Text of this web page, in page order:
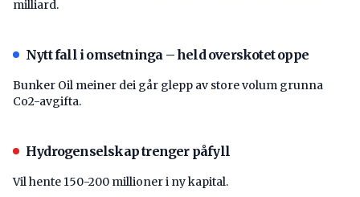
milliard.
Nytt fall i omsetninga – held overskotet oppe
Bunker Oil meiner dei går glepp av store volum grunna
Co2-avgifta.
Hydrogenselskap trenger påfyll
Vil hente 150-200 millioner i ny kapital.